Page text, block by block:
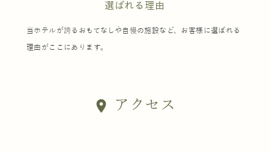
選ばれる理由
当ホテルが誇るおもてなしや自慢の施設など、お客様に選ばれる
理由がここにあります。
location_on アクセス